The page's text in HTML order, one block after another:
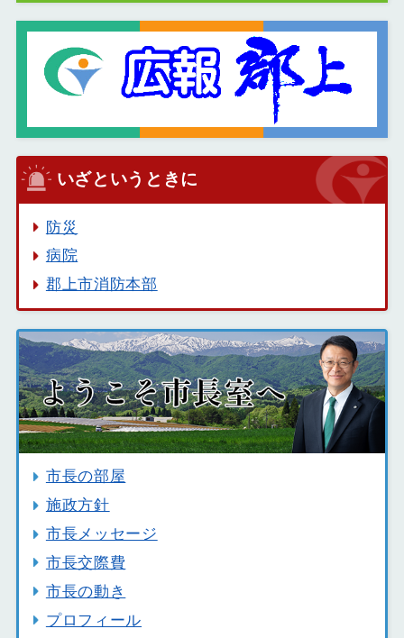
いざというときに
防災
病院
郡上市消防本部
市長の部屋
施政方針
市長メッセージ
市長交際費
市長の動き
プロフィール